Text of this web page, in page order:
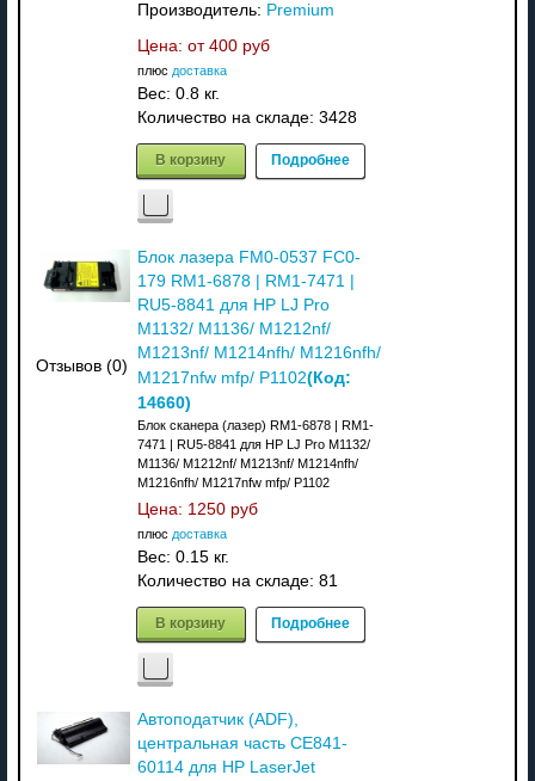
Производитель: Premium
Цена: от 400 руб
плюс доставка
Вес: 0.8 кг.
Количество на складе: 3428
В корзину Подробнее
Отзывов (0)
Блок лазера FM0-0537 FC0-
179 RM1-6878 | RM1-7471 |
RU5-8841 для HP LJ Pro
M1132/ M1136/ M1212nf/
M1213nf/ M1214nfh/ M1216nfh/
M1217nfw mfp/ P1102(Код:
14660)
Блок сканера (лазер) RM1-6878 | RM1-
7471 | RU5-8841 для HP LJ Pro M1132/
M1136/ M1212nf/ M1213nf/ M1214nfh/
M1216nfh/ M1217nfw mfp/ P1102
Цена: 1250 руб
плюс доставка
Вес: 0.15 кг.
Количество на складе: 81
В корзину Подробнее
Автоподатчик (ADF),
центральная часть CE841-
60114 для HP LaserJet